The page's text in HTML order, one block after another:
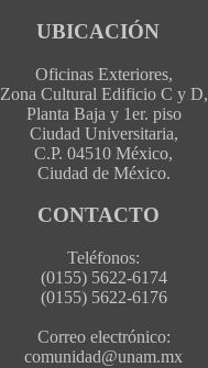
UBICACIÓN
Oficinas Exteriores,
Zona Cultural Edificio C y D,
Planta Baja y 1er. piso
Ciudad Universitaria,
C.P. 04510 México,
Ciudad de México.
CONTACTO
Teléfonos:
(0155) 5622-6174
(0155) 5622-6176
Correo electrónico:
comunidad@unam.mx